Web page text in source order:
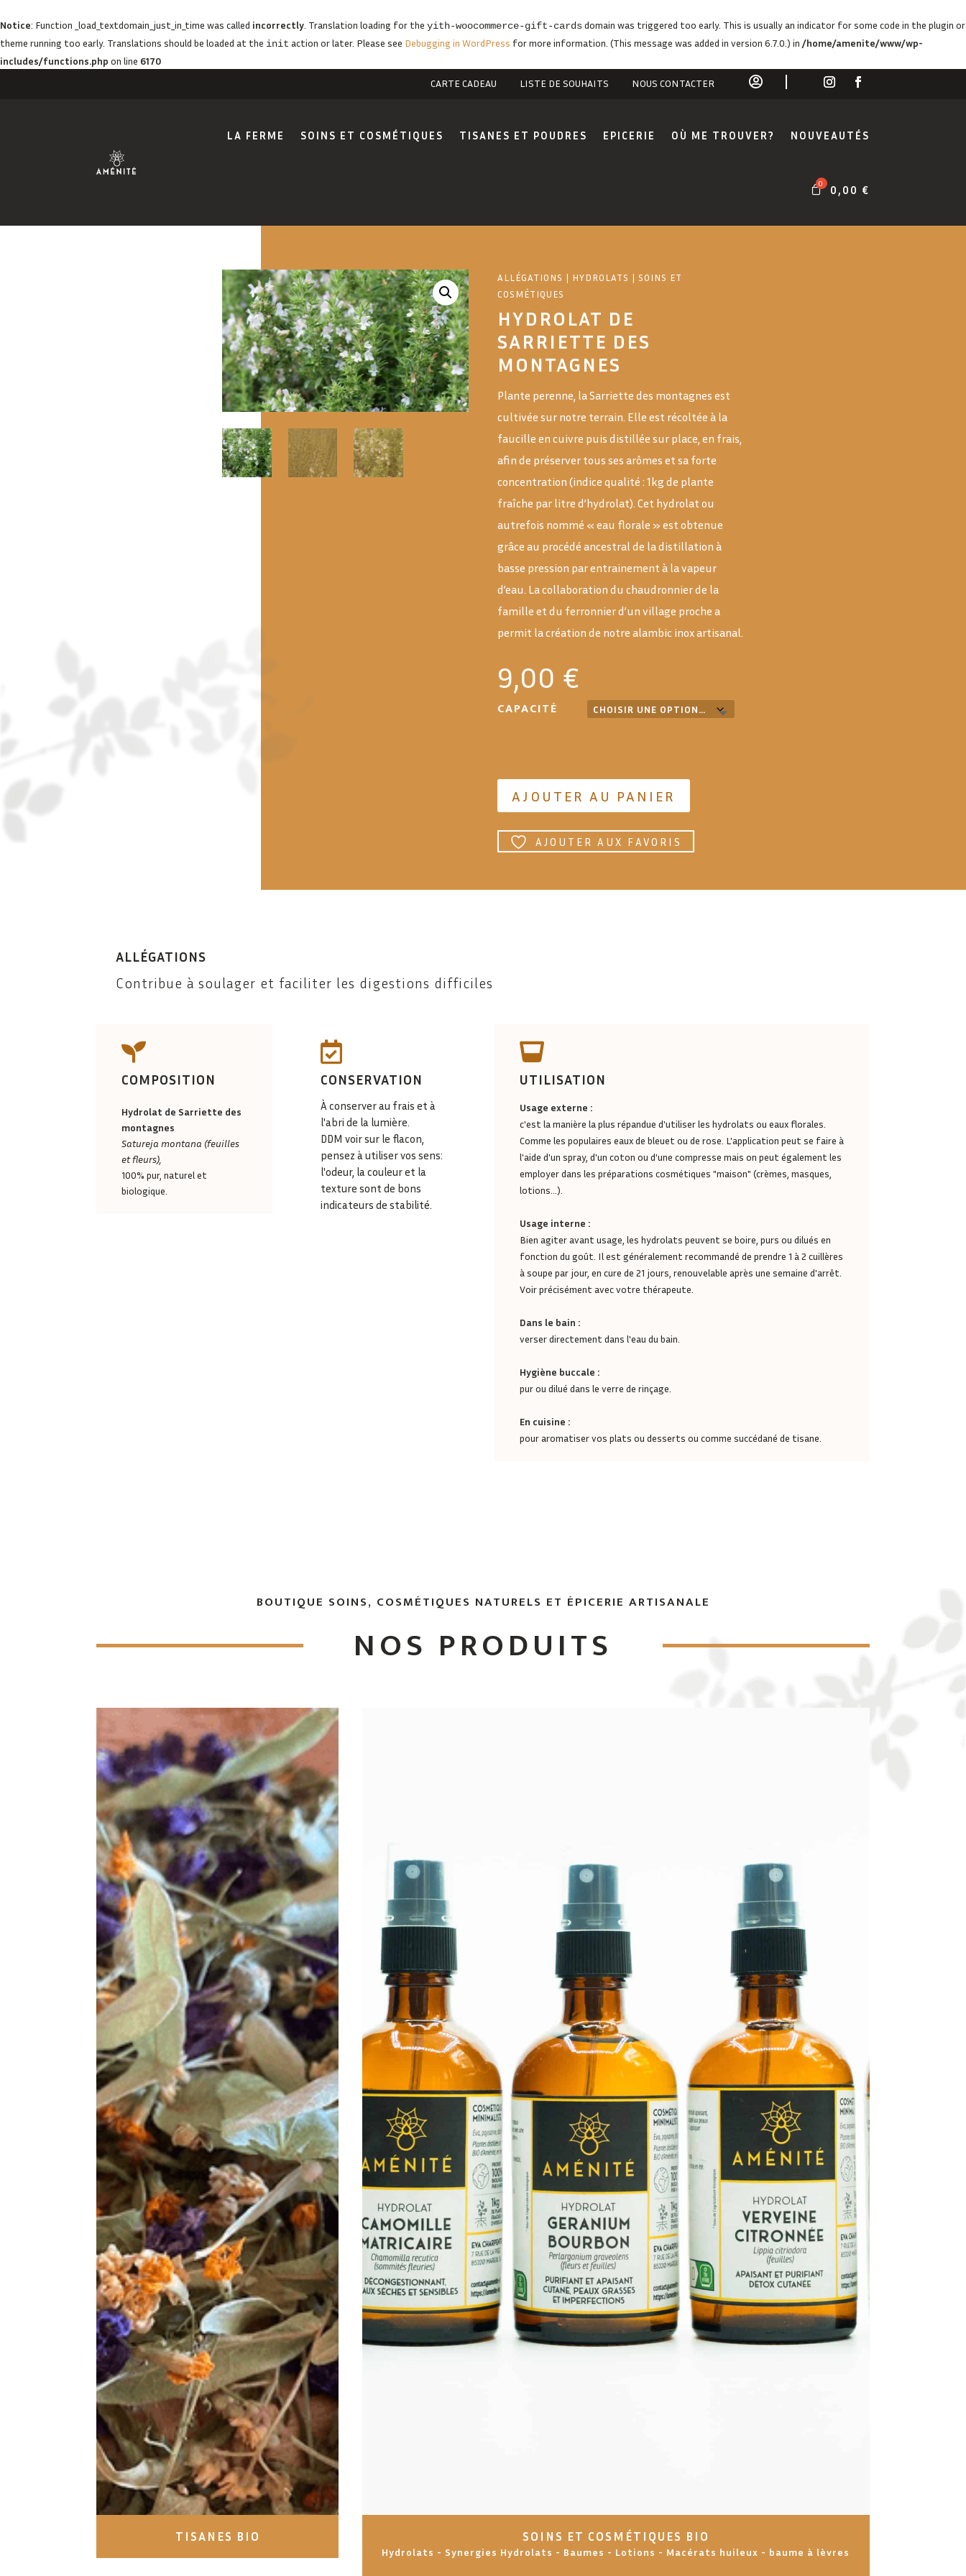
Notice: Function _load_textdomain_just_in_time was called incorrectly . Translation loading for the yith-woocommerce-gift-cardsdomain was triggered too early. This is usually an indicator for some code in the plugin or
theme running too early. Translations should be loaded at the init action or later. Please see Debugging in WordPress for more information. (This message was added in version 6.7.0.) in /home/amenite/www/wp-
includes/functions.php on line 6170
CARTE CADEAU
LISTE DE SOUHAITS NOUS CONTACTER 
LA FERME SOINS ET COSMÉTIQUES TISANES ET POUDRES EPICERIE OÙ ME TROUVER? NOUVEAUTÉS
0,00 €
ALLÉGATIONS | HYDROLATS | SOINS ET
COSMÉTIQUES
HYDROLAT DE
SARRIETTE DES
MONTAGNES
Plante perenne, la Sarriette des montagnes est
cultivée sur notre terrain. Elle est récoltée à la
faucille en cuivre puis distillée sur place, en frais,
afin de préserver tous ses arômes et sa forte
concentration (indice qualité : 1kg de plante
fraîche par litre d’hydrolat). Cet hydrolat ou
autrefois nommé « eau florale » est obtenue
grâce au procédé ancestral de la distillation à
basse pression par entrainement à la vapeur
d’eau. La collaboration du chaudronnier de la
famille et du ferronnier d’un village proche a
permit la création de notre alambic inox artisanal.
9,00 €
CAPACITÉ
AJOUTER AU PANIER
AJOUTER AUX FAVORIS
ALLÉGATIONS
Contribue à soulager et faciliter les digestions difficiles

COMPOSITION
Hydrolat de Sarriette des
montagnes
Satureja montana (feuilles
et fleurs),
100% pur, naturel et
biologique.

CONSERVATION
À conserver au frais et à
l'abri de la lumière.
DDM voir sur le flacon,
pensez à utiliser vos sens:
l'odeur, la couleur et la
texture sont de bons
indicateurs de stabilité.

UTILISATION
Usage externe :
c'est la manière la plus répandue d'utiliser les hydrolats ou eaux florales.
Comme les populaires eaux de bleuet ou de rose. L'application peut se faire à
l'aide d'un spray, d'un coton ou d'une compresse mais on peut également les
employer dans les préparations cosmétiques "maison" (crèmes, masques,
lotions...).
Usage interne :
Bien agiter avant usage, les hydrolats peuvent se boire, purs ou dilués en
fonction du goût. Il est généralement recommandé de prendre 1 à 2 cuillères
à soupe par jour, en cure de 21 jours, renouvelable après une semaine d'arrêt.
Voir précisément avec votre thérapeute.
Dans le bain :
verser directement dans l'eau du bain.
Hygiène buccale :
pur ou dilué dans le verre de rinçage.
En cuisine :
pour aromatiser vos plats ou desserts ou comme succédané de tisane.
BOUTIQUE SOINS, COSMÉTIQUES NATURELS ET ÉPICERIE ARTISANALE
NOS PRODUITS
TISANES BIO SOINS ET COSMÉTIQUES BIO
Hydrolats - Synergies Hydrolats - Baumes - Lotions - Macérats huileux - baume à lèvres